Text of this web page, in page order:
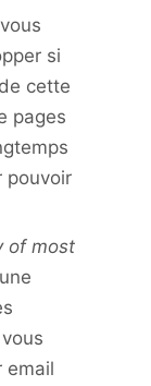
si
cette
pages
pouvoir
of most
email